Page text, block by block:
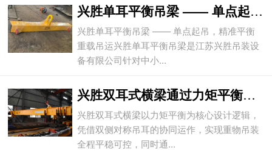
兴胜单耳平衡吊梁 —— 单点起吊，精准平
兴胜单耳平衡吊梁 —— 单点起吊，精准平衡
重载吊运兴胜单耳平衡吊梁是江苏兴胜吊装设
备有限公司针对中小...
兴胜双耳式横梁通过力矩平衡实现重物平稳吊
兴胜双耳式横梁以力矩平衡为核心设计逻辑，
凭借双侧对称吊耳的协同运作，实现重物吊装
全程平稳可控，同时通...